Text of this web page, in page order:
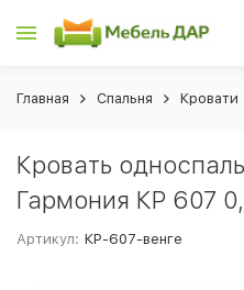
Главная Спальня Кровати
Кровать
Гармония КР 607
Артикул: КР-607-венге